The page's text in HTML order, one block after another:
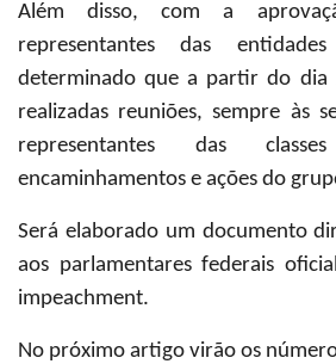
Além disso, com a
representantes das
determinado que a partir do dia
realizadas reuniões, sempre às
representantes das
encaminhamentos e ações do
Será elaborado um documento
aos parlamentares federais
impeachment.
No próximo artigo virão os